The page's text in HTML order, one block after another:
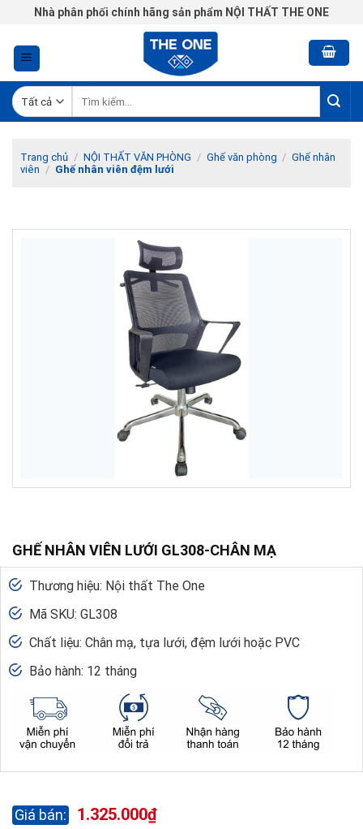
Chuyển
nội
dung
Nhà phân phối chính hãng sản phẩm NỘI THẤT THE ONE
kiếm:
Trang chủ / NỘI THẤT VĂN PHÒNG / Ghế văn phòng / Ghế nhân
viên / Ghế nhân viên đệm lưới
GHẾ NHÂN VIÊN LƯỚI GL308-CHÂN MẠ
Thương hiệu: Nội thất The One
Mã SKU: GL308
Chất liệu: Chân mạ, tựa lưới, đệm lưới hoặc PVC
Bảo hành: 12 tháng
1.325.000₫